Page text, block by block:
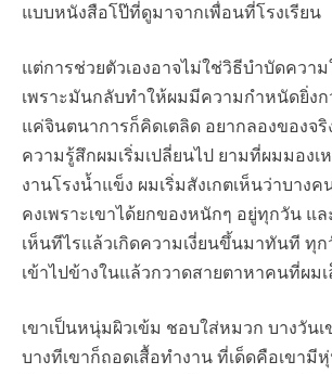
แบบหนังสือโป๊ที่ดูมาจากเพื่อนที่โรงเรียน
แต่การช่วยตัวเองอาจไม่ใช่วิธีบำบัดควา
เพราะมันกลับทำให้ผมมีความกำหนัดยิ่งก
แค่จินตนาการก็คิดเตลิด อยากลองของจริ
ความรู้สึกผมเริ่มเปลี่ยนไป ยามที่ผมมอง
งานโรงน้ำแข็ง ผมเริ่มสังเกตเห็นว่าบาง
คงเพราะเขาได้ยกของหนักๆ อยู่ทุกวัน แ
เห็นทีไรแล้วเกิดความเงี่ยนขึ้นมาทันที ทุ
เข้าไปข้างในแล้วกวาดสายตาหาคนที่ผมเ
เขาเป็นหนุ่มผิวเข้ม ชอบใส่หมวก บางวัน
บางทีเขาก็ถอดเสื้อทำงาน ที่เด็ดคือเขามี